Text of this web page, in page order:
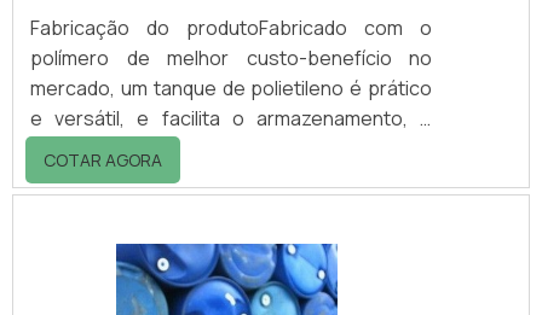
Fabricação do produtoFabricado com o
polímero de melhor custo-benefício no
mercado, um tanque de polietileno é prático
e versátil, e facilita o armazenamento, o
transporte e a retirada de produtos nele
armazenado. Um tanque feito de polietileno é
restaurantes e em caminhões e tratores, por
exemplo.Considerando a versatilidade de um
tanque e pensando em ampliar cada vez mais
COTAR AGORA